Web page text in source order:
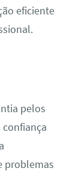
eficiente
pelos
problemas